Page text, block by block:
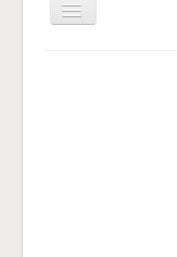
Перемикач
навігації